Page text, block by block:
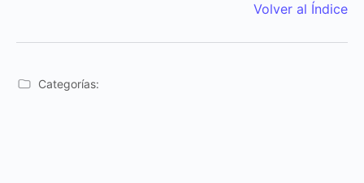
Volver al Índice
Categorías: